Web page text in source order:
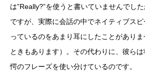
は”Really?”を使うと書いていませんでし
ですが、実際に会話の中でネイティブスピ
っているのをあまり耳にしたことがあり
ときもあります）。その代わりに、彼ら
愕のフレーズを使い分けているのです。